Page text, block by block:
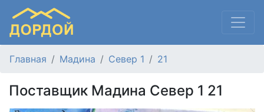
Главная Мадина Север 1 21
Поставщик Мадина Север 1 21